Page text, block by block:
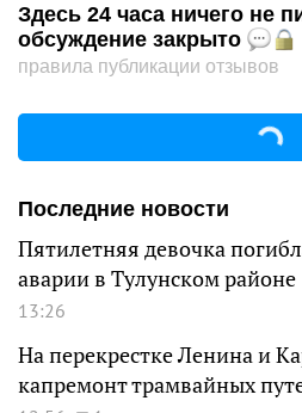
Здесь 24 часа ничего не
обсуждение закрыто
правила публикации отзывов
Последние новости
Пятилетняя девочка
аварии в Тулунском районе
13:26
На перекрестке Ленина и
капремонт трамвайных